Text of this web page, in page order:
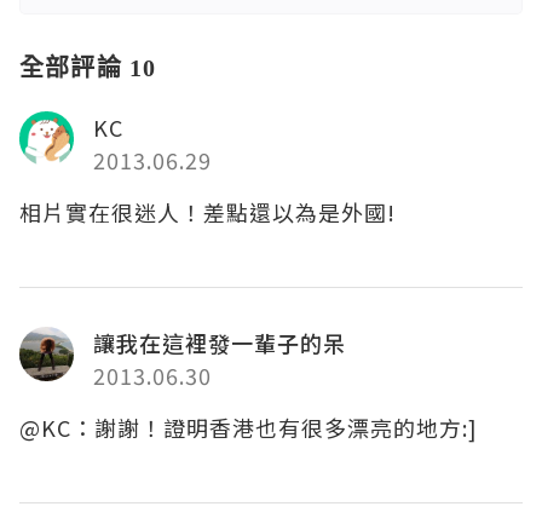
全部評論 10
KC
2013.06.29
相片實在很迷人！差點還以為是外國!
讓我在這裡發一輩子的呆
2013.06.30
@KC：謝謝！證明香港也有很多漂亮的地方:]